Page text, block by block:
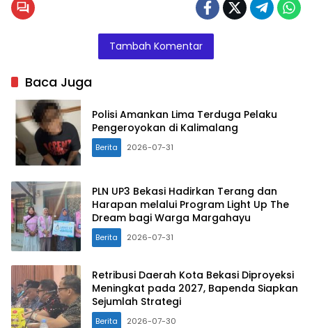
Tambah Komentar
Baca Juga
Polisi Amankan Lima Terduga Pelaku
Pengeroyokan di Kalimalang
Berita 2026-07-31
PLN UP3 Bekasi Hadirkan Terang dan
Harapan melalui Program Light Up The
Dream bagi Warga Margahayu
Berita 2026-07-31
Retribusi Daerah Kota Bekasi Diproyeksi
Meningkat pada 2027, Bapenda Siapkan
Sejumlah Strategi
Berita 2026-07-30